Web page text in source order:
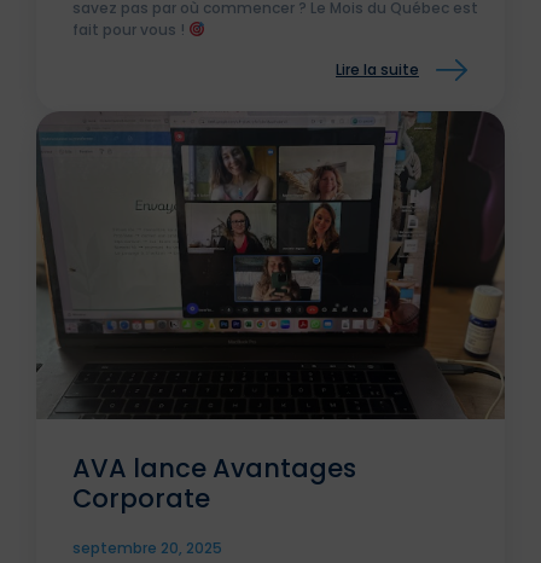
savez pas par où commencer ? Le Mois du Québec est
fait pour vous !
Lire la suite
AVA lance Avantages
Corporate
septembre 20, 2025